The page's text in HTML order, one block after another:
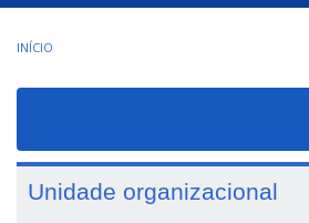
INÍCIO
Unidade organizacional